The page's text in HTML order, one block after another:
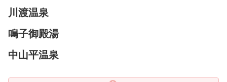
川渡温泉
鳴子御殿湯
中山平温泉